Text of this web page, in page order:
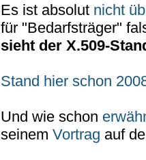
Es ist absolut nicht
für "Bedarfsträger"
sieht der X.509-
Stand hier schon
Und wie schon
seinem Vortrag auf